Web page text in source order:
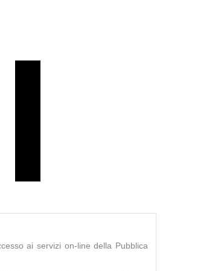
ai servizi on-line della Pubblica